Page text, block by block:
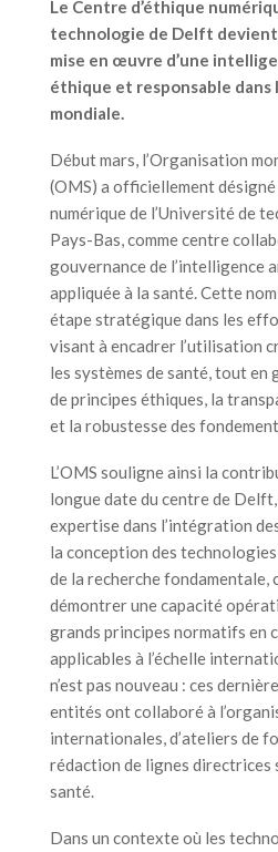
Le Centre d’éthique
technologie de Delft devient
mise en œuvre d’une
éthique et responsable dans
mondiale.
Début mars, l’Organisation
(OMS) a officiellement désigné
numérique de l’Université de
Pays-Bas, comme centre
gouvernance de l’intelligence
appliquée à la santé. Cette
étape stratégique dans les
visant à encadrer l’utilisation
les systèmes de santé, tout
de principes éthiques, la
et la robustesse des
L’OMS souligne ainsi la
longue date du centre de
expertise dans l’intégration
la conception des
de la recherche
démontrer une capacité
grands principes normatifs en
applicables à l’échelle
n’est pas nouveau : ces
entités ont collaboré à
internationales, d’ateliers de
rédaction de lignes directrices
santé.
Dans un contexte où les